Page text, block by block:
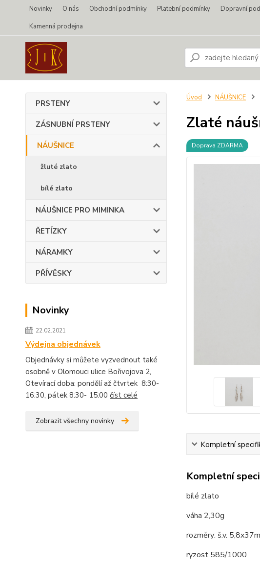
Novinky O nás Obchodní podmínky Platební podmínky Dopravní
Kamenná prodejna
PRSTENY
ZÁSNUBNÍ PRSTENY
NÁUŠNICE
žluté zlato
bílé zlato
NÁUŠNICE PRO MIMINKA
ŘETÍZKY
NÁRAMKY
PŘÍVĚSKY
Novinky
22.02.2021
Výdejna objednávek
Objednávky si můžete vyzvednout také
osobně v Olomouci ulice Bořivojova 2,
Otevírací doba: pondělí až čtvrtek 8:30-
16:30, pátek 8:30- 15:00 číst celé
Zobrazit všechny novinky
Úvod NÁUŠNICE
Zlaté
Doprava ZDARMA
Kompletní
Kompletní
bílé zlato
váha 2,30g
rozměry: š.v.
ryzost 585/1000